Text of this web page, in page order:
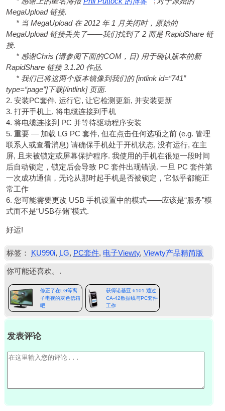
MegaUpload 链接.
* 当 MegaUpload 在 2012 年 1 月关闭时，原始的
MegaUpload 链接丢失了——我们找到了 2 而是 RapidShare 链
接.
* 感谢Chris (请参阅下面的COM，目) 用于确认版本的新
RapidShare 链接 3.1.20 作品.
* 我们已将这两个版本镜像到我们的 [int­link id=“741”
type=“page”]下载[/intlink] 页面.
2. 安装PC套件, 运行它, 让它检测更新, 并安装更新
3. 打开手机上, 将电缆连接到手机
4. 将电缆连接到 PC 并等待驱动程序安装
5. 重要 — 加载 LG PC 套件, 但在点击任何选项之前 (e.g. 管理
联系人或查看消息) 请确保手机处于开机状态, 没有运行, 在主
屏, 且未被锁定或屏幕保护程序. 我使用的手机在很短一段时间
后自动锁定，锁定后会导致 PC 套件出现错误. 一旦 PC 套件第
一次成功通信，无论从那时起手机是否被锁定，它似乎都能正
常工作
6. 您可能需要更改 USB 手机设置中的模式——应该是“服务”模
式而不是“USB存储”模式.
好运!
标签： KU990i, LG, PC套件, 电子Viewty,Viewty产品精简版
你可能还喜欢。.
修正了在LG等离
子电视的灰色信箱
吧
获得诺基亚 6101 通过
CA-42数据线与PC套件
工作
发表评论